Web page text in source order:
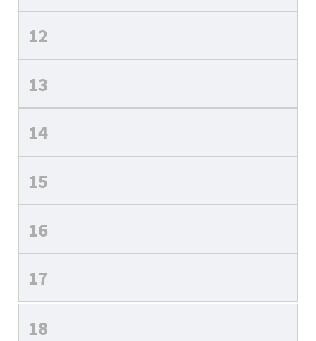
12
13
14
15
16
17
18